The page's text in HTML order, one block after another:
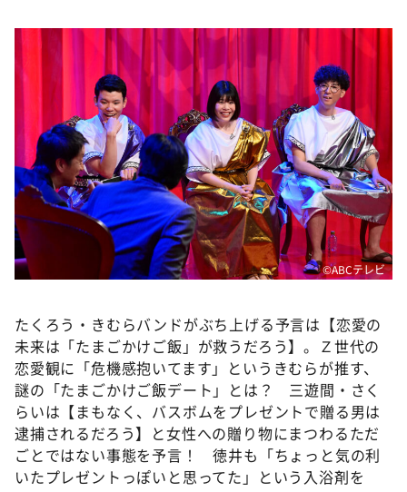
©ABCテレビ
たくろう・きむらバンドがぶち上げる予言は【恋愛の
未来は「たまごかけご飯」が救うだろう】。Ｚ世代の
恋愛観に「危機感抱いてます」というきむらが推す、
謎の「たまごかけご飯デート」とは？ 三遊間・さく
らいは【まもなく、バスボムをプレゼントで贈る男は
逮捕されるだろう】と女性への贈り物にまつわるただ
ごとではない事態を予言！ 徳井も「ちょっと気の利
いたプレゼントっぽいと思ってた」という入浴剤を